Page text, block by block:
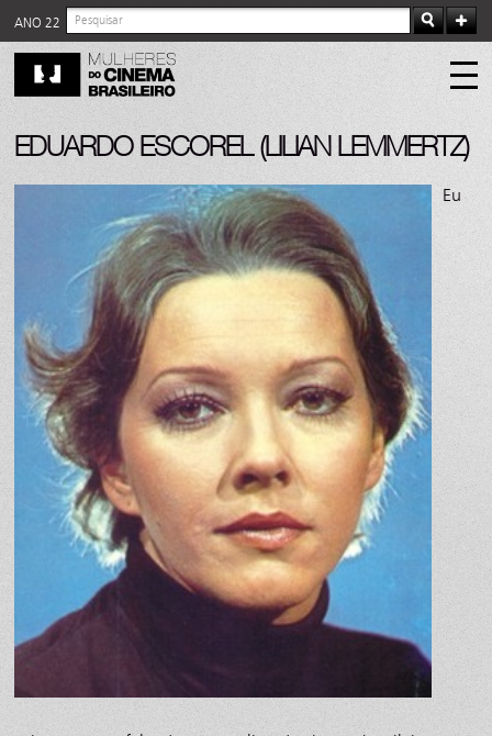
ANO 22
EDUARDO ESCOREL (LILIAN LEMMERTZ)
Eu